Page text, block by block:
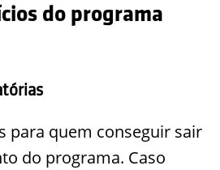
do programa
para quem conseguir sair
do programa. Caso